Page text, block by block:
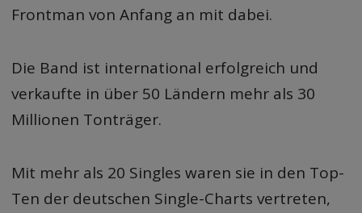
Frontman von Anfang an mit dabei.
Die Band ist international erfolgreich und
verkaufte in über 50 Ländern mehr als 30
Millionen Tonträger.
Mit mehr als 20 Singles waren sie in den Top-
Ten der deutschen Single-Charts vertreten,